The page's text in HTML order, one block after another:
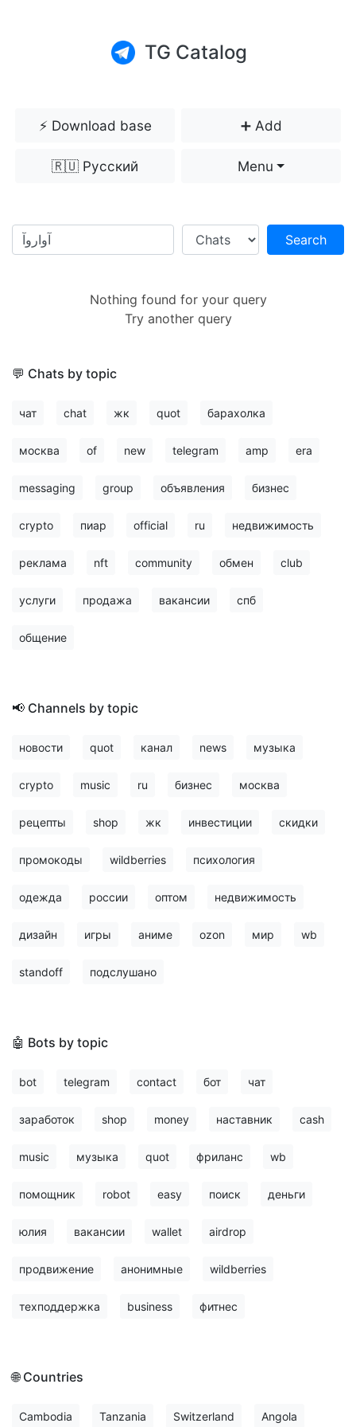
TG Catalog
⚡️ Download base ➕ Add
🇷🇺 Русский Menu
Search
Nothing found for your query
Try another query
💬 Chats by topic
чат chat жк quot барахолка
москва of new telegram amp era
messaging group объявления бизнес
crypto пиар official ru недвижимость
реклама nft community обмен club
услуги продажа вакансии спб
общение
📢 Channels by topic
новости quot канал news музыка
crypto music ru бизнес москва
рецепты shop жк инвестиции скидки
промокоды wildberries психология
одежда россии оптом недвижимость
дизайн игры аниме ozon мир wb
standoff подслушано
🤖 Bots by topic
bot telegram contact бот чат
заработок shop money наставник cash
music музыка quot фриланс wb
помощник robot easy поиск деньги
юлия вакансии wallet airdrop
продвижение анонимные wildberries
техподдержка business фитнес
🌐 Countries
Cambodia Tanzania Switzerland Angola